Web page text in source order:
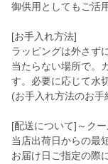
御供用としてもご活
[お手入れ方法]
ラッピングは外さず
当たらない場所で。
す。必要に応じて水
(お手入れ方法のお手
[配送について]～ク
当店出荷日からの最
お届け日ご指定の際